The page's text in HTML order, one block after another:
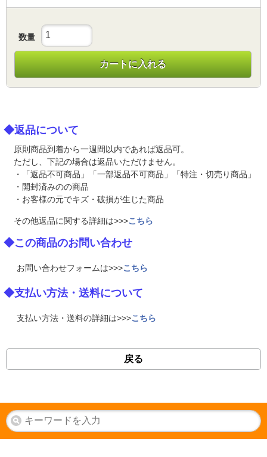
数量
カートに入れる
◆返品について
原則商品到着から一週間以内であれば返品可。
ただし、下記の場合は返品いただけません。
・「返品不可商品」「一部返品不可商品」「特注・切売り商品」
・開封済みのの商品
・お客様の元でキズ・破損が生じた商品
その他返品に関する詳細は>>>こちら
◆この商品のお問い合わせ
お問い合わせフォームは>>>こちら
◆支払い方法・送料について
支払い方法・送料の詳細は>>>こちら
戻る